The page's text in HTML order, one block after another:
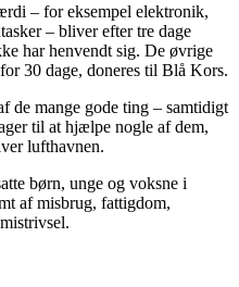
– for eksempel elektronik,
– bliver efter tre dage
har henvendt sig. De øvrige
30 dage, doneres til Blå Kors.
de mange gode ting – samtidigt
til at hjælpe nogle af dem,
lufthavnen.
børn, unge og voksne i
af misbrug, fattigdom,